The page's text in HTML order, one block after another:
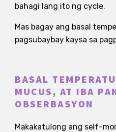
bahagi lang ito ng cycle.
Mas bagay ang basal
pagsubaybay kaysa sa
BASAL
MUCUS, AT IBA
OBSERBASYON
Makakatulong ang self-